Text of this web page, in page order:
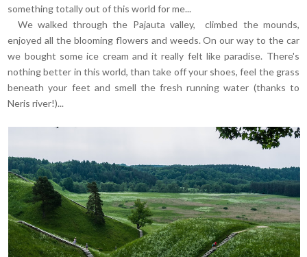
something totally out of this world for me...
We walked through the Pajauta valley, climbed the mounds,
enjoyed all the blooming flowers and weeds. On our way to the car
we bought some ice cream and it really felt like paradise. There's
nothing better in this world, than take off your shoes, feel the grass
beneath your feet and smell the fresh running water (thanks to
Neris river!)...